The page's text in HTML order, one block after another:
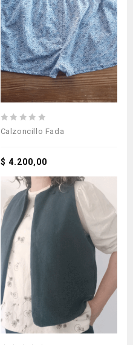
0
5
Calzoncillo Fada
$ 4.200,00